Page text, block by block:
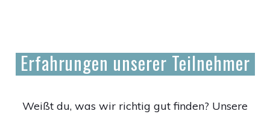
Erfahrungen unserer Teilnehmer
Weißt du, was wir richtig gut finden? Unsere